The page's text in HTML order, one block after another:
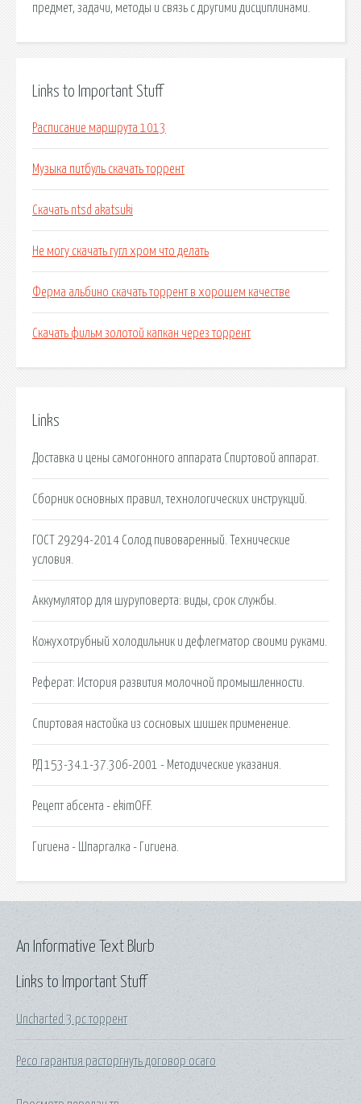
предмет, задачи, методы и связь с другими дисциплинами.
Links to Important Stuff
Расписание маршрута 1013
Музыка питбуль скачать торрент
Скачать ntsd akatsuki
Не могу скачать гугл хром что делать
Ферма альбино скачать торрент в хорошем качестве
Скачать фильм золотой капкан через торрент
Links
Доставка и цены самогонного аппарата Спиртовой аппарат.
Сборник основных правил, технологических инструкций.
ГОСТ 29294-2014 Солод пивоваренный. Технические
условия.
Аккумулятор для шуруповерта: виды, срок службы.
Кожухотрубный холодильник и дефлегматор своими руками.
Реферат: История развития молочной промышленности.
Спиртовая настойка из сосновых шишек применение.
РД 153-34.1-37.306-2001 - Методические указания.
Рецепт абсента - ekimOFF.
Гигиена - Шпаргалка - Гигиена.
Links to Important Stuff
Uncharted 3 pc торрент
Ресо гарантия расторгнуть договор осаго
An Informative Text Blurb